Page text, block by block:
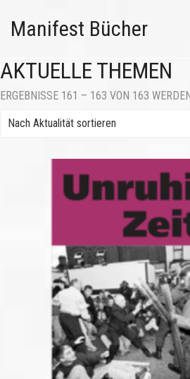
Manifest Bücher
AKTUELLE THEMEN
ERGEBNISSE 161 – 163 VON 163
Nach Aktualität sortieren